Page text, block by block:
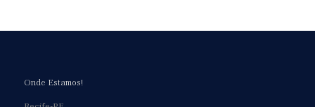
Onde Estamos!